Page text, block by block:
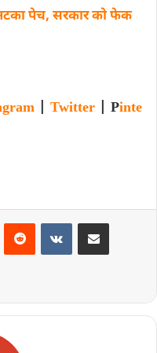
पेच, सरकार को फेक
Twitter | Pinte